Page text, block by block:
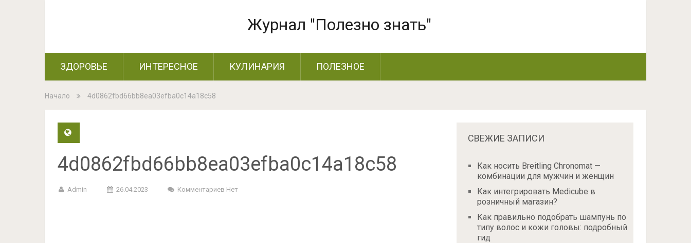
Журнал "Полезно знать"
ЗДОРОВЬЕ ИНТЕРЕСНОЕ КУЛИНАРИЯ ПОЛЕЗНОЕ
Начало 4d0862fbd66bb8ea03efba0c14a18c58
4d0862fbd66bb8ea03efba0c14a18c58
Admin 26.04.2023 Комментариев Нет
СВЕЖИЕ ЗАПИСИ
Как носить Breitling Chronomat —
комбинации для мужчин и женщин
Как интегрировать Medicube в
розничный магазин?
Как правильно подобрать шампунь по
типу волос и кожи головы: подробный
гид